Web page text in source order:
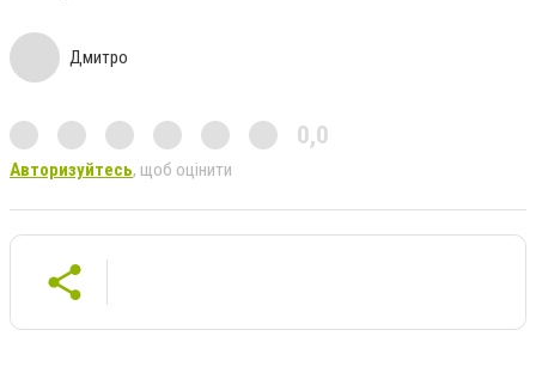
Дмитро
0,0
Авторизуйтесь, щоб оцінити